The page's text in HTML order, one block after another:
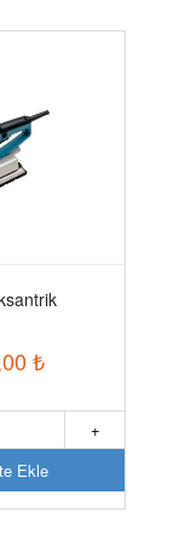
₺
+
Ekle